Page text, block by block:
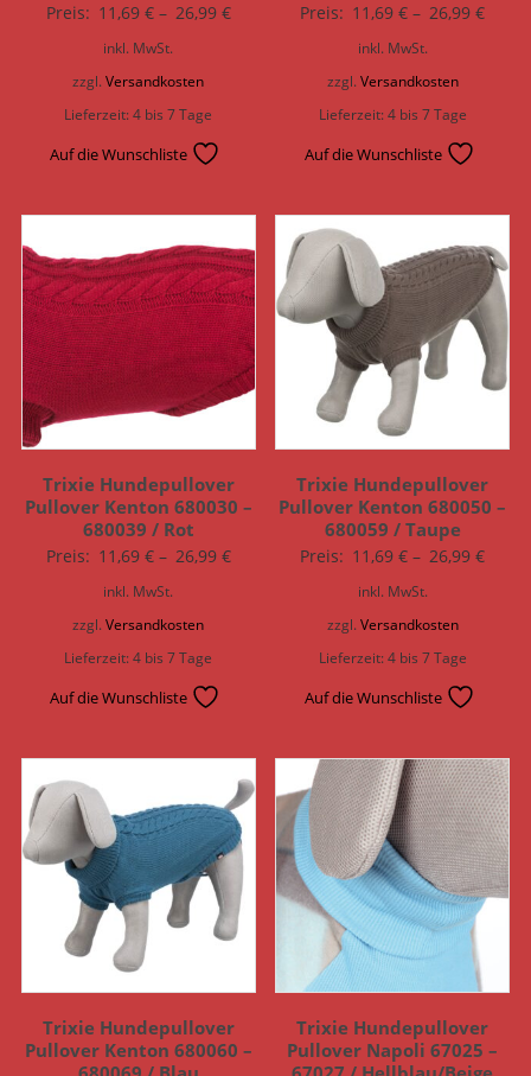
Preis: 11,69 €– 26,99 €
inkl. MwSt.
zzgl.Versandkosten
Lieferzeit:4 bis 7 Tage
Auf die Wunschliste
Preis: 11,69€ – 26,99€
inkl. MwSt.
zzgl. Versandkosten
Lieferzeit:4 bis 7 Tage
Auf die Wunschliste
Trixie Hundepullover
Pullover Kenton 680030 –
680039 / Rot
Preis: 11,69 €– 26,99 €
inkl. MwSt.
zzgl.Versandkosten
Lieferzeit:4 bis 7 Tage
Auf die Wunschliste
Trixie Hundepullover
Pullover Kenton 680050 –
680059 / Taupe
Preis: 11,69€ – 26,99€
inkl. MwSt.
zzgl. Versandkosten
Lieferzeit:4 bis 7 Tage
Auf die Wunschliste
Trixie Hundepullover
Pullover Kenton 680060 –
Trixie Hundepullover
Pullover Napoli 67025 –